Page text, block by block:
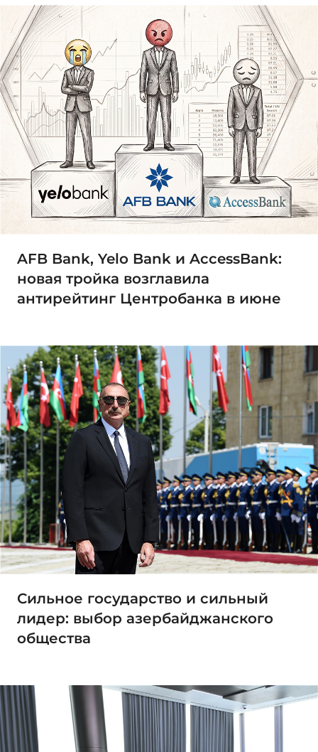
AFB Bank, Yelo Bank и AccessBank:
новая тройка возглавила
антирейтинг Центробанка в июне
Сильное государство и сильный
лидер: выбор азербайджанского
общества